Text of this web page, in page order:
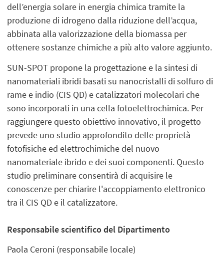
dell’energia solare in energia chimica tramite la
produzione di idrogeno dalla riduzione dell’acqua,
abbinata alla valorizzazione della biomassa per
ottenere sostanze chimiche a più alto valore aggiunto.
SUN-SPOT propone la progettazione e la sintesi di
nanomateriali ibridi basati su nanocristalli di solfuro di
rame e indio (CIS QD) e catalizzatori molecolari che
sono incorporati in ​​una cella fotoelettrochimica. Per
raggiungere questo obiettivo innovativo, il progetto
prevede uno studio approfondito delle proprietà
fotofisiche ed elettrochimiche del nuovo
nanomateriale ibrido e dei suoi componenti. Questo
studio preliminare consentirà di acquisire le
conoscenze per chiarire l'accoppiamento elettronico
tra il CIS QD e il catalizzatore.
Responsabile scientifico del Dipartimento
Paola Ceroni (responsabile locale)